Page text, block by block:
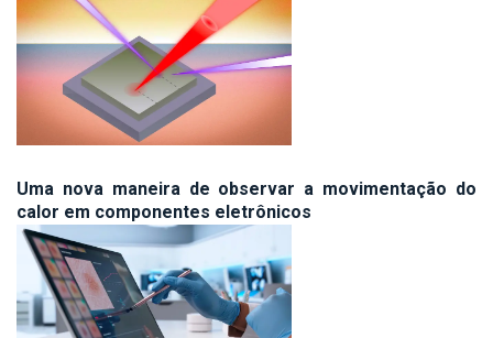
Uma nova maneira de observar a movimentação do
calor em componentes eletrônicos